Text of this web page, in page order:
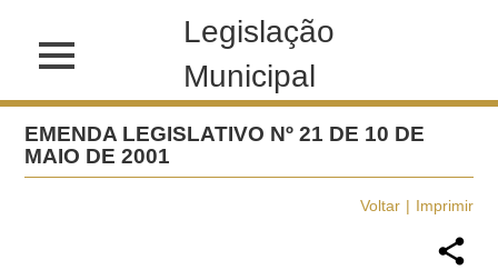
Legislação
Municipal
EMENDA LEGISLATIVO Nº 21 DE 10 DE
MAIO DE 2001
Voltar Imprimir